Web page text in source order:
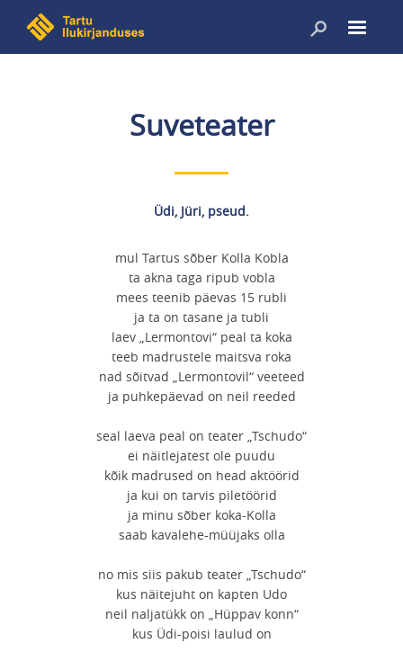
edasi
Suveteater
Üdi, Jüri, pseud.
mul Tartus sõber Kolla Kobla
ta akna taga ripub vobla
mees teenib päevas 15 rubli
ja ta on tasane ja tubli
laev „Lermontovi“ peal ta koka
teeb madrustele maitsva roka
nad sõitvad „Lermontovil“ veeteed
ja puhkepäevad on neil reeded
seal laeva peal on teater „Tschudo“
ei näitlejatest ole puudu
kõik madrused on head aktöörid
ja kui on tarvis piletöörid
ja minu sõber koka-Kolla
saab kavalehe-müüjaks olla
no mis siis pakub teater „Tschudo“
kus näitejuht on kapten Udo
neil naljatükk on „Hüppav konn“
kus Üdi-poisi laulud on